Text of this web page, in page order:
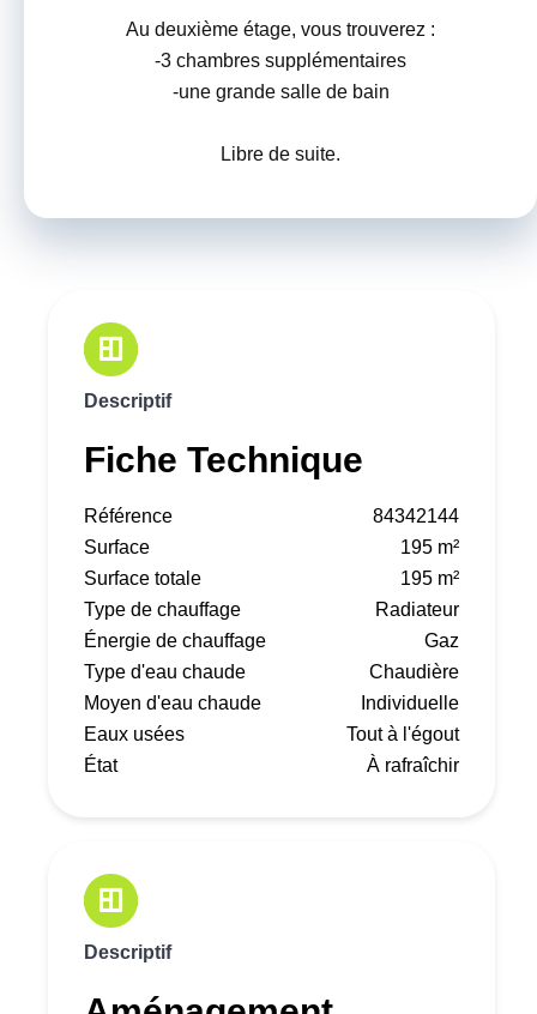
Au deuxième étage, vous trouverez :
-3 chambres supplémentaires
-une grande salle de bain
Libre de suite.
Descriptif
Fiche Technique
Référence
84342144
Surface
195 m²
Surface totale
195 m²
Type de chauffage
Radiateur
Énergie de chauffage
Gaz
Type d'eau chaude
Chaudière
Moyen d'eau chaude
Individuelle
Eaux usées
Tout à l'égout
État
À rafraîchir
Descriptif